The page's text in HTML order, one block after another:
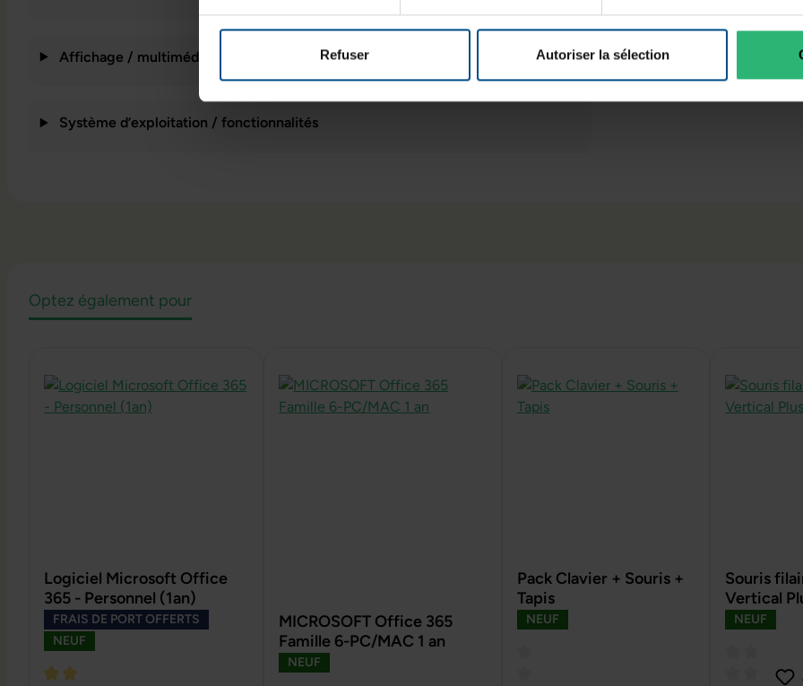
Refuser Autoriser la sélection
Affichage / multimédia
Système d’exploitation / fonctionnalités
Dimensions (L x l x H) :
Poids :
Optez également pour
Logiciel Microsoft Office
365 - Personnel (1an)
FRAIS DE PORT OFFERTS
NEUF
MICROSOFT Office 365
Famille 6-PC/MAC 1 an
NEUF
Pack Clavier + Souris +
Tapis
NEUF
Souris
Vertical
NEUF